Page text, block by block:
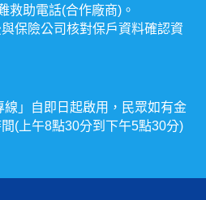
救助電話(合作廠商)。
保險公司核對保戶資料確認資
」自即日起啟用，民眾如有金
(上午8點30分到下午5點30分)